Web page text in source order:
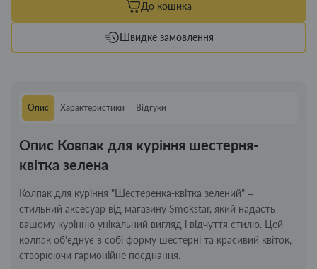
До кошика
Швидке замовлення
Опис Характеристики Відгуки
Опис Ковпак для куріння шестерня-
квітка зелена
Колпак для куріння "Шестеренка-квітка зелений" –
стильний аксесуар від магазину Smokstar, який надасть
вашому курінню унікальний вигляд і відчуття стилю. Цей
колпак об'єднує в собі форму шестерні та красивий квіток,
створюючи гармонійне поєднання.